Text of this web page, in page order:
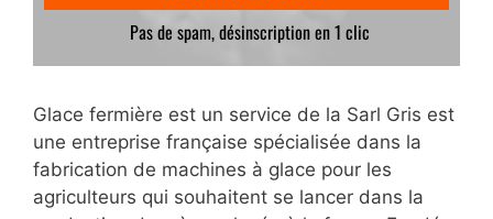
Glace fermière est un service de la Sarl Gris est
une entreprise française spécialisée dans la
fabrication de machines à glace pour les
agriculteurs qui souhaitent se lancer dans la